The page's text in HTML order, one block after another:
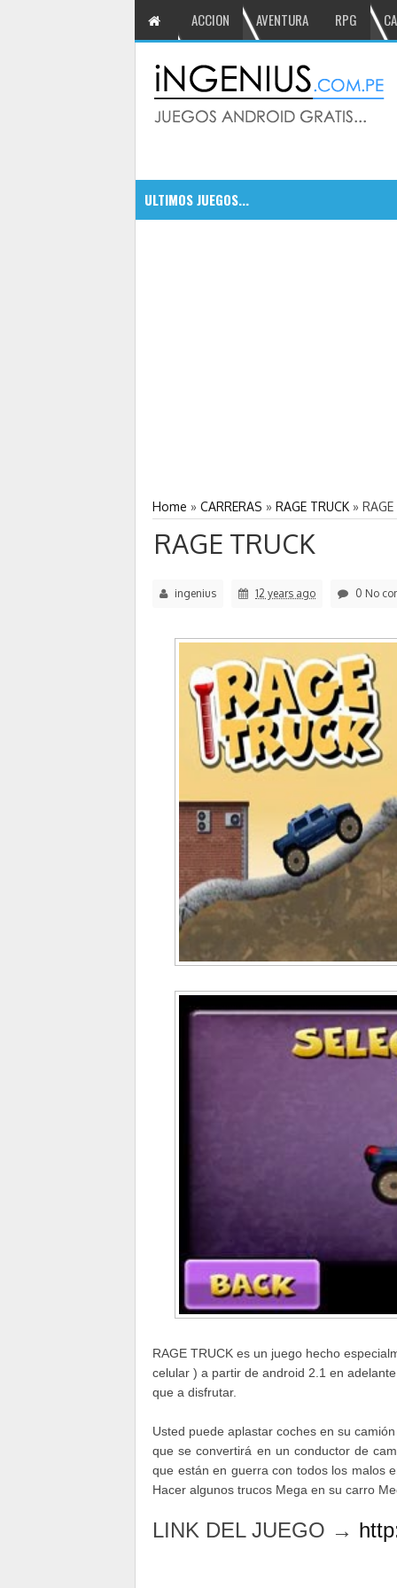
ACCION AVENTURA RPG
ULTIMOS JUEGOS...
Home » CARRERAS » RAGE TRUCK »
RAGE TRUCK
ingenius 12 years ago 0 No
RAGE TRUCK es un juego hecho
celular ) a partir de android 2.1 en
que a disfrutar.
Usted puede aplastar coches en su
que se convertirá en un conductor de
que están en guerra con todos los malos
Hacer algunos trucos Mega en su carro
LINK DEL JUEGO →